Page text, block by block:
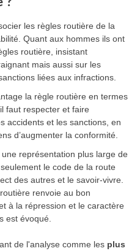
?
les règles routière de la
Quant aux hommes ils ont
routière, insistant
mais aussi sur les
liées aux infractions.
la règle routière en termes
faut respecter et faire
accidents et les sanctions, en
d’augmenter la conformité.
représentation plus large de
le code de la route
des autres et le savoir-vivre.
renvoie au bon
à la répression et le caractère
est évoqué.
de l'analyse comme les plus